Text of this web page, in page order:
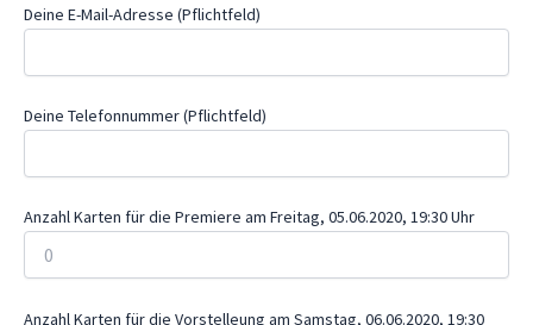
Deine E-Mail-Adresse (Pflichtfeld)
Deine Telefonnummer (Pflichtfeld)
Anzahl Karten für die Premiere am Freitag, 05.06.2020, 19:30 Uhr
Anzahl Karten für die Vorstelleung am Samstag, 06.06.2020, 19:30